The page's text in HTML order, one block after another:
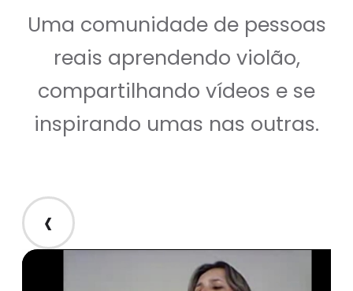
Uma comunidade de pessoas
reais aprendendo violão,
compartilhando vídeos e se
inspirando umas nas outras.
‹